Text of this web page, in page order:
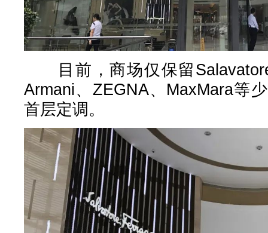
目前，商场仅保留Salavatore
Armani、ZEGNA、MaxMara等
首层定调。